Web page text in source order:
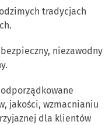
tradycjach
niezawodny
jakości, wzmacnianiu
dla klientów